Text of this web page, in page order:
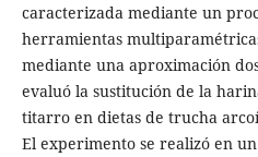
caracterizada mediante un
herramientas
mediante una aproximación
evaluó la sustitución de la
titarro en dietas de trucha
El experimento se realizó en